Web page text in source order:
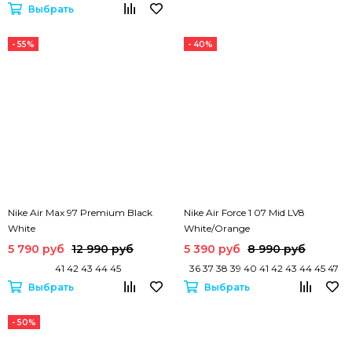
Выбрать
- 55%
Nike Air Max 97 Premium Black
White
5 790 руб 12 990 руб
41 42 43 44 45
Выбрать
- 40%
Nike Air Force 1 07 Mid LV8
White/Orange
5 390 руб 8 990 руб
36 37 38 39 40 41 42 43 44 45 47
Выбрать
- 50%